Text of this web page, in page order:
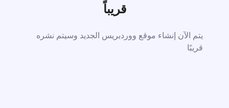
قريباً
يتم الآن إنشاء موقع ووردبريس الجديد وسيتم نشره
قريبًا